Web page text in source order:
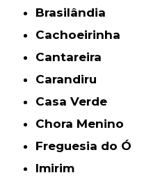
Brasilândia
Cachoeirinha
Cantareira
Carandiru
Casa Verde
Chora Menino
Freguesia do Ó
Imirim